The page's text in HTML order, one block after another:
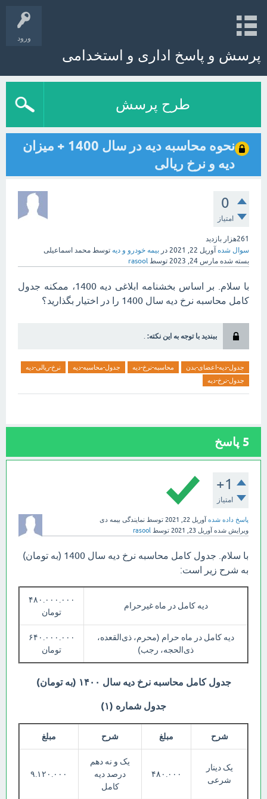
ورود
پرسش و پاسخ اداری و استخدامی
طرح پرسش
نحوه محاسبه دیه در سال 1400 + میزان
دیه و نرخ ریالی
0
امتیاز
261هزار
بازدید
سوال شده آوریل 22, 2021 در بیمه خودرو و دیه توسط محمد اسماعیلی
بسته شده مارس 24, 2023 توسط rasool
با سلام. بر اساس بخشنامه ابلاغی دیه 1400، ممکنه جدول
کامل محاسبه نرخ دیه سال 1400 را در اختیار بگذارید؟
ببندید با توجه به این نکته: .
جدول-دیه-اعضای-بدن محاسبه-نرخ-دیه جدول-محاسبه-دیه
نرخ-ریالی-دیه
جدول-نرخ-دیه
5 پاسخ
+1
امتیاز
پاسخ داده شده آوریل 22, 2021 توسط نمایندگی بیمه دی
ویرایش شده آوریل 23, 2021 توسط rasool
با سلام. جدول کامل محاسبه نرخ دیه سال 1400 (به تومان)
به شرح زیر است:
دیه کامل در ماه غیرحرام
۴۸۰.۰۰۰.۰۰۰
تومان
دیه کامل در ماه حرام (محرم، ذی‌القعده،
ذی‌الحجه، رجب)
۶۴۰.۰۰۰.۰۰۰
تومان
جدول کامل محاسبه نرخ دیه سال ۱۴۰۰ (به تومان)
جدول شماره (۱)
شرح مبلغ شرح مبلغ
یک دینار
شرعی
۴۸۰.۰۰۰
یک و نه دهم
درصد دیه
کامل
۹.۱۲۰.۰۰۰